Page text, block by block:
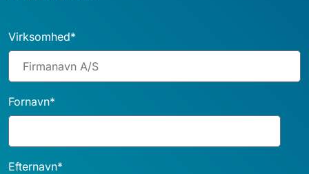
Virksomhed*
Fornavn*
Efternavn*